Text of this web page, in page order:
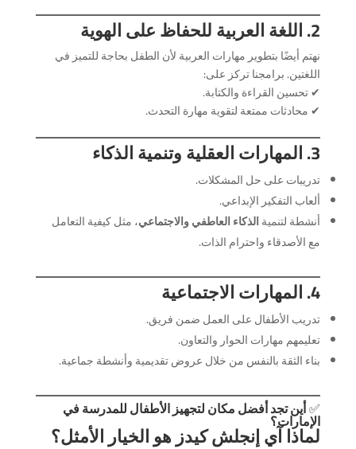
2. اللغة العربية للحفاظ على الهوية
نهتم أيضًا بتطوير مهارات العربية لأن الطفل بحاجة للتميز في
اللغتين. برامجنا تركز على:
✔ تحسين القراءة والكتابة.
✔ محادثات ممتعة لتقوية مهارة التحدث.
3. المهارات العقلية وتنمية الذكاء
تدريبات على حل المشكلات.
ألعاب التفكير الإبداعي.
أنشطة لتنميةالذكاء العاطفي والاجتماعي، مثل كيفية التعامل
مع الأصدقاء واحترام الذات.
4. المهارات الاجتماعية
تدريب الأطفال على العمل ضمن فريق.
تعليمهم مهارات الحوار والتعاون.
بناء الثقة بالنفس من خلال عروض تقديمية وأنشطة جماعية.
✅أين تجد أفضل مكان لتجهيز الأطفال للمدرسة في
الإمارات؟
لماذا آي إنجلش كيدز هو الخيار الأمثل؟